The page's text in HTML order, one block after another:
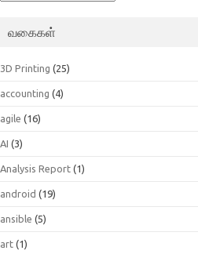
வகைகள்
3D Printing (25)
accounting (4)
agile (16)
AI (3)
Analysis Report (1)
android (19)
ansible (5)
art (1)